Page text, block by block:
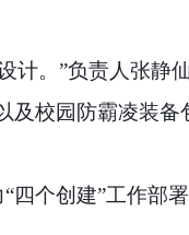
计。”负责人张静
及校园防霸凌装备
四个创建”工作部